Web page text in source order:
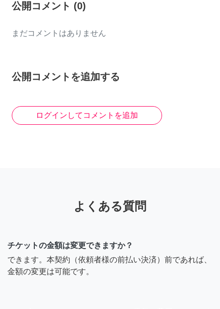
公開コメント (0)
まだコメントはありません
公開コメントを追加する
ログインしてコメントを追加
よくある質問
チケットの金額は変更できますか？
できます。本契約（依頼者様の前払い決済）前であれば、
金額の変更は可能です。